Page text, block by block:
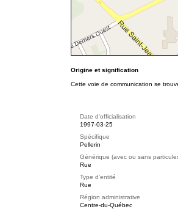
Origine et signification
Cette voie de communication se
Date d'officialisation
1997-03-25
Spécifique
Pellerin
Générique (avec ou sans
Rue
Type d'entité
Rue
Région administrative
Centre-du-Québec